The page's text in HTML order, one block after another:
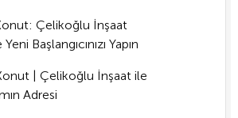
Çelikoğlu İnşaat
Başlangıcınızı Yapın
| Çelikoğlu İnşaat ile
Adresi